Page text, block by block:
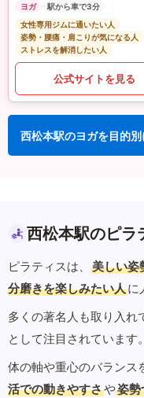
ヨガ
駅から車で3分
女性専用ジムに通いたい人
姿勢・腰痛・肩こりが気になる人
ストレスを解消したい人
公式サイトを見る
西松本駅のヨガを目的
西松本駅のピラ
ピラティスは、 美しい姿
分磨きを楽しみたい人に
多くの著名人も取り入れ
として注目されています。
体の軸や重心のバランス
活での動きやすさや姿勢